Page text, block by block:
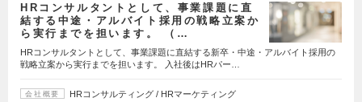
HRコンサルタントとして、事業課題に直
結する中途・アルバイト採用の戦略立案か
ら実行までを担います。 （…
HRコンサルタントとして、事業課題に直結する新卒・中途・アルバイト採用の
戦略立案から実行までを担います。 入社後はHRパー…
会社概要 HRコンサルティング / HRマーケティング